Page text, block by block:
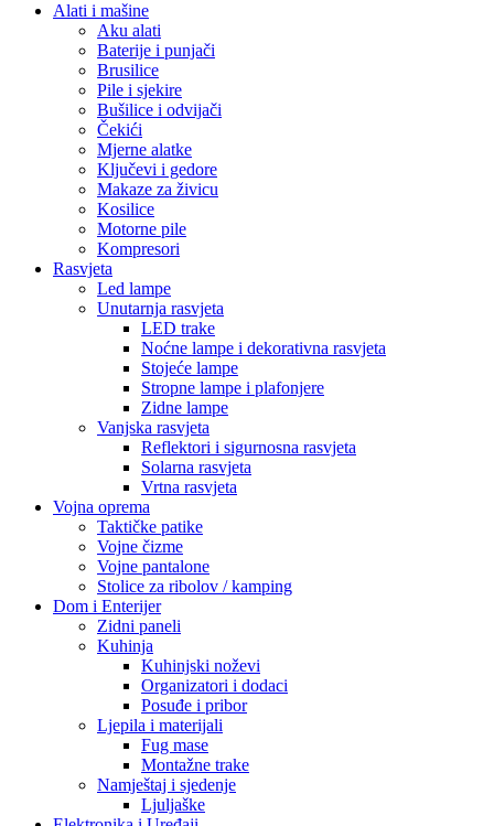
Alati i mašine
Aku alati
Baterije i punjači
Brusilice
Pile i sjekire
Bušilice i odvijači
Čekići
Mjerne alatke
Ključevi i gedore
Makaze za živicu
Kosilice
Motorne pile
Kompresori
Rasvjeta
Led lampe
Unutarnja rasvjeta
LED trake
Noćne lampe i dekorativna rasvjeta
Stojeće lampe
Stropne lampe i plafonjere
Zidne lampe
Vanjska rasvjeta
Reflektori i sigurnosna rasvjeta
Solarna rasvjeta
Vrtna rasvjeta
Vojna oprema
Taktičke patike
Vojne čizme
Vojne pantalone
Stolice za ribolov / kamping
Dom i Enterijer
Zidni paneli
Kuhinja
Kuhinjski noževi
Organizatori i dodaci
Posuđe i pribor
Ljepila i materijali
Fug mase
Montažne trake
Namještaj i sjedenje
Ljuljaške